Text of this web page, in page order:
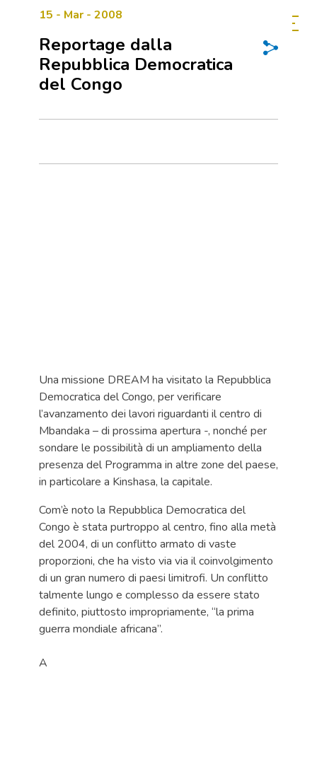
15 - Mar - 2008
Reportage dalla
Repubblica Democratica
del Congo
Una missione DREAM ha visitato la Repubblica
Democratica del Congo, per verificare
l’avanzamento dei lavori riguardanti il centro di
Mbandaka – di prossima apertura -, nonché per
sondare le possibilità di un ampliamento della
presenza del Programma in altre zone del paese,
in particolare a Kinshasa, la capitale.
Com’è noto la Repubblica Democratica del
Congo è stata purtroppo al centro, fino alla metà
del 2004, di un conflitto armato di vaste
proporzioni, che ha visto via via il coinvolgimento
di un gran numero di paesi limitrofi. Un conflitto
talmente lungo e complesso da essere stato
definito, piuttosto impropriamente, “la prima
guerra mondiale africana”.
A